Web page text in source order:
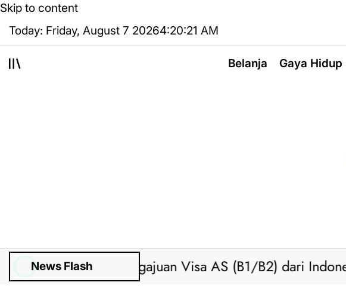
Skip to content
Today: Friday, August 7 20264:20:22 AM
Belanja Gaya Hidup
News Flash
Bantuan Pengajuan Visa AS (B1/B2) dari Indonesiaon